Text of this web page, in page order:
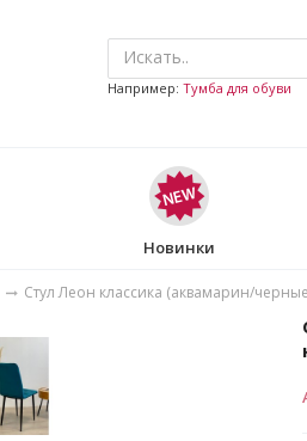
Например: Тумба для обуви
Новинки
Стул Леон классика (аквамарин/